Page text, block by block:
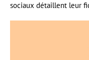
sociaux détaillent leur